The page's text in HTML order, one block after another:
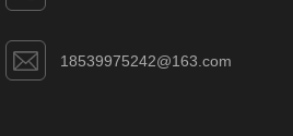
18539975242@163.com